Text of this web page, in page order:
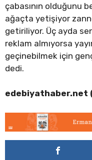
çabasının olduğunu
ağaçta yetişiyor
getiriliyor. Üç ayda
reklam almıyorsa
geçinebilmek için
dedi.
edebiyathaber.net